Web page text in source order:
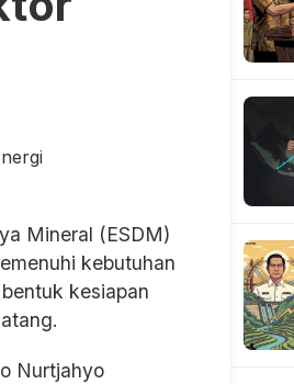
Mineral (ESDM)
kebutuhan
kesiapan
Nurtjahyo